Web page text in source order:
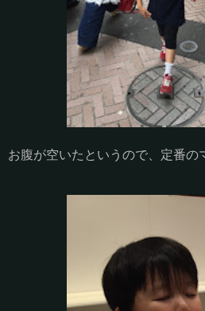
お腹が空いたというので、定番の